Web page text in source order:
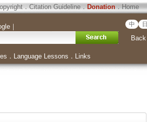
．Citation Guideline．Donation．Home
｜ 中 日
Back
． Language Lessons ． Links